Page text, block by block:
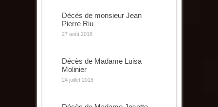
Décès de monsieur Jean
Pierre Riu
27 août 2018
Décès de Madame Luisa
Molinier
24 juillet 2018